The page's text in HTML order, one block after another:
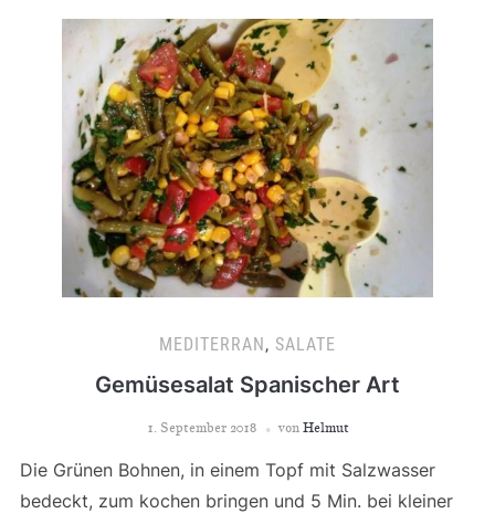
MEDITERRAN , SALATE
Gemüsesalat Spanischer Art
1. September 2018 von Helmut
Die Grünen Bohnen, in einem Topf mit Salzwasser
bedeckt, zum kochen bringen und 5 Min. bei kleiner